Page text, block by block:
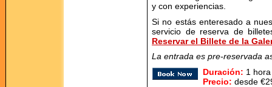
y con experiencias.
Si no estás enteresado a
servicio de reserva de
Reservar el Billete de la
La entrada es pre-reservada
Duración: 1
Precio: desde